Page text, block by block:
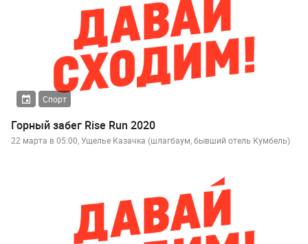
Спорт
Горный забег Rise Run 2020
22 марта в 05:00, Ущелье Казачка (шлагбаум, бывший отель Кумбель)